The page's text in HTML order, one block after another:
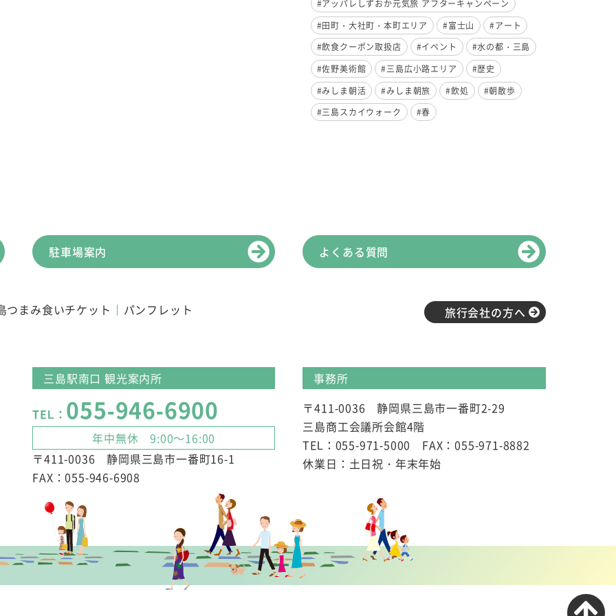
#アッパレしずおか元気旅 アフターキャンペーン
#田町・大社町・本町エリア
#富士山
#アート
#飲食クーポン取扱店
#イベント
#水の都・三島
#佐野美術館
#三島広小路エリア
#歴史
#みしま朝活
#みしま朝旅 #飲処
#朝散歩
#三島スカイウォーク
#春
駐車場案内 よくある質問
つまみ食いチケット パンフレット 旅行会社の方へ
三島駅南口 観光案内所
TEL： 055-946-6900
年中無休 9:00～16:00
〒411-0036 静岡県三島市一番町16-1
FAX：055-946-6908
事務所
〒411-0036 静岡県三島市一番町2-29
三島商工会議所会館4階
TEL：055-971-5000 FAX：055-971-8882
休業日：土日祝・年末年始